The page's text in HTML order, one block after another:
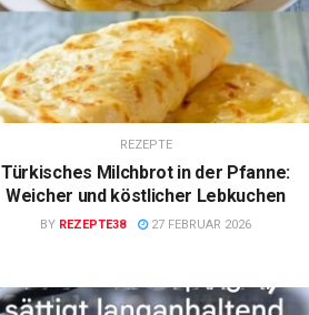
REZEPTE
Türkisches Milchbrot in der Pfanne:
Weicher und köstlicher Lebkuchen
BY REZEPTE38 27 FEBRUAR 2026